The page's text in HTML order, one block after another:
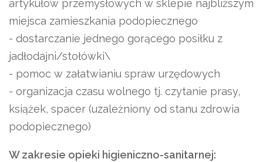
artykułów przemysłowych w sklepie najbliższym
miejsca zamieszkania podopiecznego
- dostarczanie jednego gorącego posiłku z
jadłodajni/stołówki\
- pomoc w załatwianiu spraw urzędowych
- organizacja czasu wolnego tj. czytanie prasy,
książek, spacer (uzależniony od stanu zdrowia
podopiecznego)
W zakresie opieki higieniczno-sanitarnej: